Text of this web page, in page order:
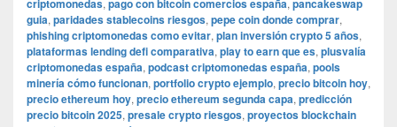
criptomonedas, pago con bitcoin comercios españa, pancakeswap
guia, paridades stablecoins riesgos, pepe coin donde comprar,
phishing criptomonedas como evitar, plan inversión crypto 5 años,
plataformas lending defi comparativa, play to earn que es, plusvalía
criptomonedas españa, podcast criptomonedas españa, pools
minería cómo funcionan, portfolio crypto ejemplo, precio bitcoin hoy,
precio ethereum hoy, precio ethereum segunda capa, predicción
precio bitcoin 2025, presale crypto riesgos, proyectos blockchain